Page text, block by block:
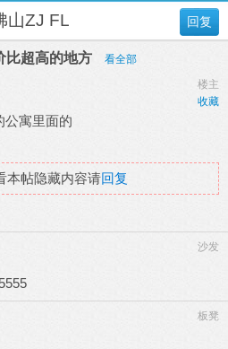
回复
山ZJ FL
比超高的地方
看全部
楼主
收藏
公寓里面的
本帖隐藏内容请回复
沙发
板凳